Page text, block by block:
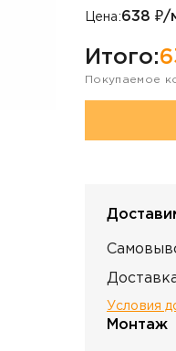
Цена:638 ₽/
Итого:
Покупаемое
Условия
Монтаж